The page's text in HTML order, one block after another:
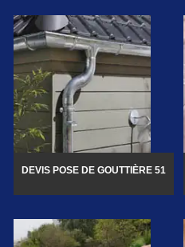
DEVIS POSE DE GOUTTIÈRE 51